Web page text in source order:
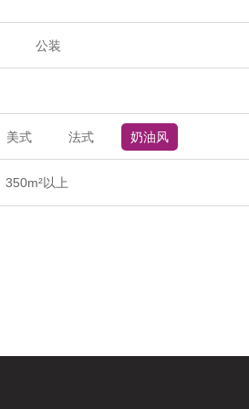
公装
美式 法式 奶油风
350m²以上